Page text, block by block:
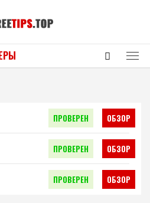
ПРОВЕРЕН ОБЗОР
ПРОВЕРЕН ОБЗОР
ПРОВЕРЕН ОБЗОР